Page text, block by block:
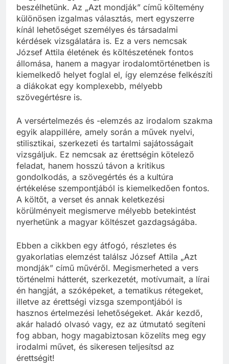
beszélhetünk. Az „Azt mondják” című költemény
különösen izgalmas választás, mert egyszerre
kínál lehetőséget személyes és társadalmi
kérdések vizsgálatára is. Ez a vers nemcsak
József Attila életének és költészetének fontos
állomása, hanem a magyar irodalomtörténetben is
kiemelkedő helyet foglal el, így elemzése felkészíti
a diákokat egy komplexebb, mélyebb
szövegértésre is.
A versértelmezés és -elemzés az irodalom szakma
egyik alappillére, amely során a művek nyelvi,
stilisztikai, szerkezeti és tartalmi sajátosságait
vizsgáljuk. Ez nemcsak az érettségin kötelező
feladat, hanem hosszú távon a kritikus
gondolkodás, a szövegértés és a kultúra
értékelése szempontjából is kiemelkedően fontos.
A költőt, a verset és annak keletkezési
körülményeit megismerve mélyebb betekintést
nyerhetünk a magyar költészet gazdagságába.
Ebben a cikkben egy átfogó, részletes és
gyakorlatias elemzést találsz József Attila „Azt
mondják” című művéről. Megismerheted a vers
történelmi hátterét, szerkezetét, motívumait, a lírai
én hangját, a szóképeket, a tematikus rétegeket,
illetve az érettségi vizsga szempontjából is
hasznos értelmezési lehetőségeket. Akár kezdő,
akár haladó olvasó vagy, ez az útmutató segíteni
fog abban, hogy magabiztosan közelíts meg egy
irodalmi művet, és sikeresen teljesítsd az
érettségit!